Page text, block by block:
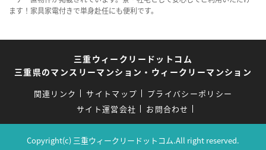
ます！家具家電付きで単身赴任にも便利です。
三重ウィークリードットコム
三重県のマンスリーマンション・ウィークリーマンション
関連リンク サイトマップ
プライバシーポリシー
サイト運営会社
お問合わせ
Copyright(c) 三重ウィークリードットコム.All right reserved.